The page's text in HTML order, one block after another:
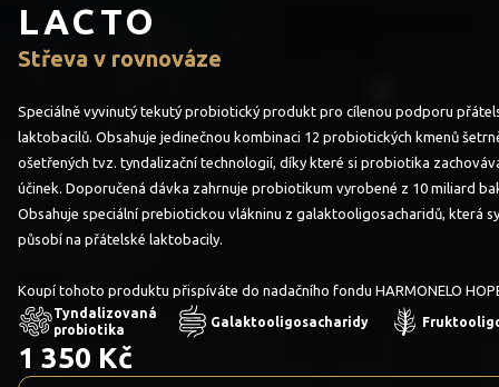
LACTO
Střeva v rovnováze
Speciálně vyvinutý tekutý probiotický produkt pro cílenou podporu
laktobacilů. Obsahuje jedinečnou kombinaci 12 probiotických kmenů
ošetřených tvz. tyndalizační technologií, díky které si probiotika
účinek. Doporučená dávka zahrnuje probiotikum vyrobené z 10 miliard
Obsahuje speciální prebiotickou vlákninu z galaktooligosacharidů, která
působí na přátelské laktobacily.
Koupí tohoto produktu přispíváte do nadačního fondu HARMONELO
Tyndalizovaná
probiotika
Galaktooligosacharidy
1 350 Kč